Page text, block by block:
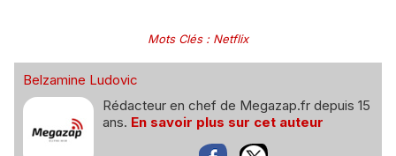
Mots Clés: Netflix
Belzamine Ludovic
Rédacteur en chef de Megazap.fr depuis 15
ans. En savoir plus sur cet auteur